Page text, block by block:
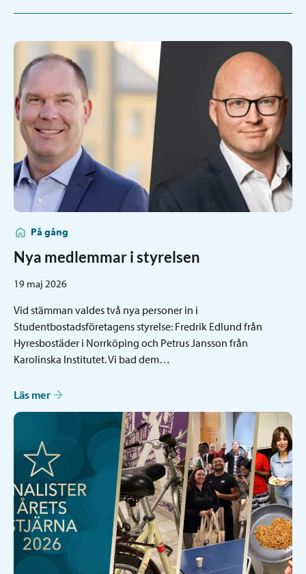
På gång
Nya medlemmar i styrelsen
19 maj 2026
Vid stämman valdes två nya personer in i
Studentbostadsföretagens styrelse: Fredrik Edlund från
Hyresbostäder i Norrköping och Petrus Jansson från
Karolinska Institutet. Vi bad dem…
Läs mer